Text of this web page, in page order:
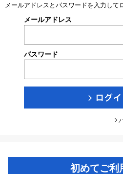
メールアドレスとパスワードを入力して
メールアドレス
パスワード
初めてご利